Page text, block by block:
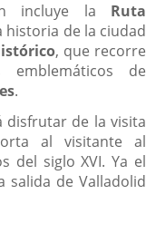
incluye la Ruta
historia de la ciudad
, que recorre
de
.
disfrutar de la visita
al visitante al
del siglo XVI. Ya el
salida de Valladolid